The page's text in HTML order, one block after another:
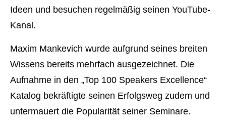
Ideen und besuchen regelmäßig seinen YouTube-
Kanal.
Maxim Mankevich wurde aufgrund seines breiten
Wissens bereits mehrfach ausgezeichnet. Die
Aufnahme in den „Top 100 Speakers Excellence“
Katalog bekräftigte seinen Erfolgsweg zudem und
untermauert die Popularität seiner Seminare.